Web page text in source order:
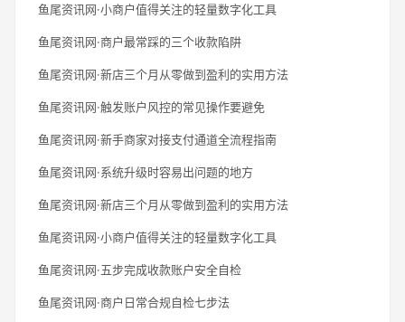
鱼尾资讯网·小商户值得关注的轻量数字化工具
鱼尾资讯网·商户最常踩的三个收款陷阱
鱼尾资讯网·新店三个月从零做到盈利的实用方法
鱼尾资讯网·触发账户风控的常见操作要避免
鱼尾资讯网·新手商家对接支付通道全流程指南
鱼尾资讯网·系统升级时容易出问题的地方
鱼尾资讯网·新店三个月从零做到盈利的实用方法
鱼尾资讯网·小商户值得关注的轻量数字化工具
鱼尾资讯网·五步完成收款账户安全自检
鱼尾资讯网·商户日常合规自检七步法